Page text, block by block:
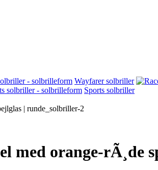
Wayfarer solbriller
Sports solbriller
med orange-rÃ¸de